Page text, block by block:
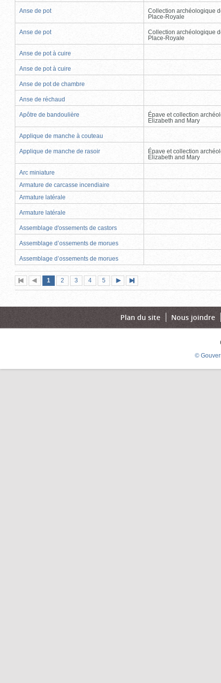
Anse de pot
Collection archéologique
Place-Royale
Anse de pot
Collection archéologique
Place-Royale
Anse de pot à cuire
Anse de pot à cuire
Anse de pot de chambre
Anse de réchaud
Apôtre de bandoulière
Épave et collection
Elizabeth and Mary
Applique de manche à couteau
Applique de manche de rasoir
Épave et collection
Elizabeth and Mary
Arc miniature
Armature de carcasse incendiaire
Armature latérale
Armature latérale
Assemblage d'ossements de castors
Assemblage d’ossements de morues
Assemblage d’ossements de morues
Première
page
Page
précédente
Page
1 (page
actuelle)
Page
2 Page
3 Page
4 Page
5
suivante
page
Plan du site Nous joindre
©